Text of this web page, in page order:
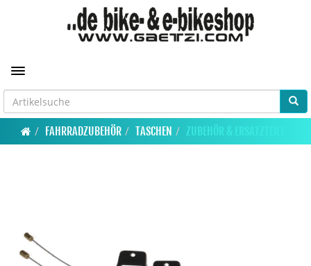
Toggle navigation
FAHRRADZUBEHÖR TASCHEN ZUBEHÖR & ERSATZTEILE